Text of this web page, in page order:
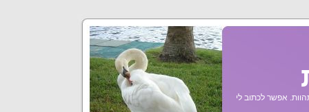
אפשר לכתוב לי